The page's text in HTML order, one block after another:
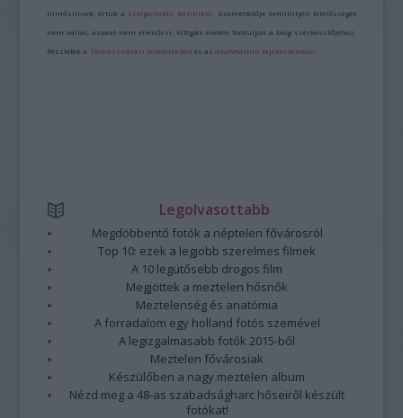
minősülnek, értük a szolgáltatás technikai üzemeltetője semmilyen felelősséget
nem vállal, azokat nem ellenőrzi. Kifogás esetén forduljon a blog szerkesztőjéhez.
Részletek a Felhasználási feltételekben és azadatvédelmi tájékoztatóban
Legolvasottabb
Megdöbbentő fotók a néptelen fővárosról
Top 10: ezek a legjobb szerelmes filmek
A 10 legütősebb drogos film
Megjöttek a meztelen hősnők
Meztelenség és anatómia
A forradalom egy holland fotós szemével
A legizgalmasabb fotók 2015-ből
Meztelen fővárosiak
Készülőben a nagy meztelen album
Nézd meg a 48-as szabadságharc hőseiről készült
fotókat!